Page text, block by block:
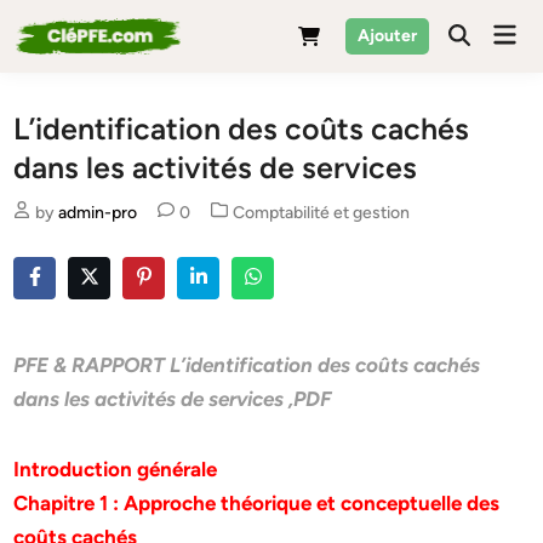
to
Ajouter
L’identification des coûts cachés
dans les activités de services
byadmin-pro 0
Posted
Comptabilité et gestion
PFE & RAPPORT L’identification des coûts cachés
dans les activités de services ,PDF
Introduction générale
Chapitre 1 : Approche théorique et conceptuelle des
coûts cachés